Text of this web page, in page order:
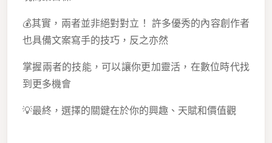
💰其實，兩者並非絕對對立！ 許多優秀的內容創作者
也具備文案寫手的技巧，反之亦然
掌握兩者的技能，可以讓你更加靈活，在數位時代找
到更多機會
💡最終，選擇的關鍵在於你的興趣、天賦和價值觀